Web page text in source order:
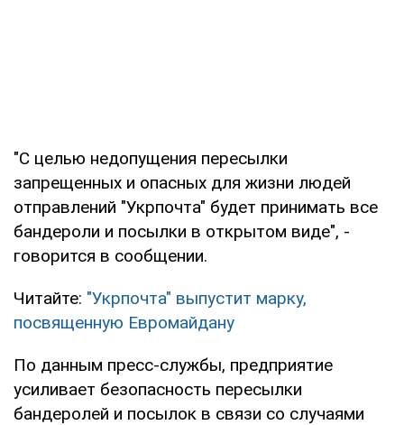
"С целью недопущения пересылки
запрещенных и опасных для жизни людей
отправлений "Укрпочта" будет принимать все
бандероли и посылки в открытом виде", -
говорится в сообщении.
Читайте: "Укрпочта" выпустит марку,
посвященную Евромайдану
По данным пресс-службы, предприятие
усиливает безопасность пересылки
бандеролей и посылок в связи со случаями